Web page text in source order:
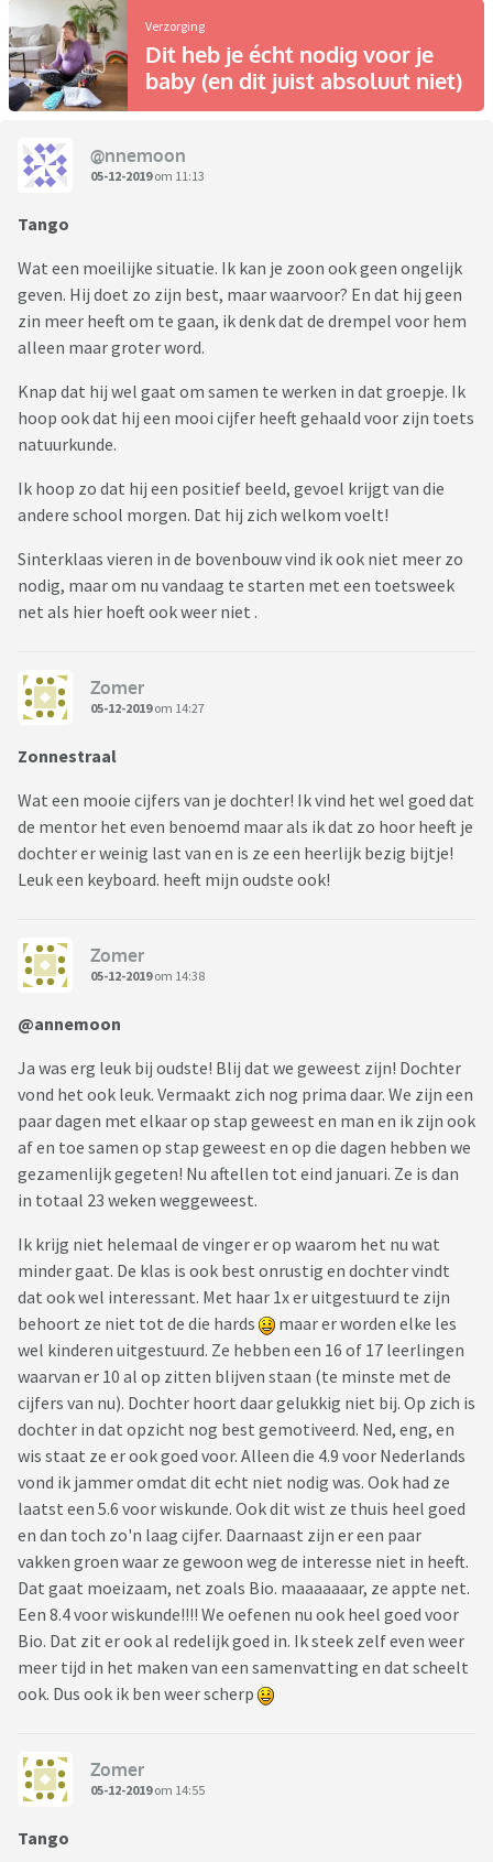
Verzorging
Dit heb je écht nodig voor je
baby (en dit juist absoluut niet)
@nnemoon
05-12-2019om 11:13
Tango
Wat een moeilijke situatie. Ik kan je zoon ook geen ongelijk
geven. Hij doet zo zijn best, maar waarvoor? En dat hij geen
zin meer heeft om te gaan, ik denk dat de drempel voor hem
alleen maar groter word.
Knap dat hij wel gaat om samen te werken in dat groepje. Ik
hoop ook dat hij een mooi cijfer heeft gehaald voor zijn toets
natuurkunde.
Ik hoop zo dat hij een positief beeld, gevoel krijgt van die
andere school morgen. Dat hij zich welkom voelt!
Sinterklaas vieren in de bovenbouw vind ik ook niet meer zo
nodig, maar om nu vandaag te starten met een toetsweek
net als hier hoeft ook weer niet .
Zomer
05-12-2019om 14:27
Zonnestraal
Wat een mooie cijfers van je dochter! Ik vind het wel goed dat
de mentor het even benoemd maar als ik dat zo hoor heeft je
dochter er weinig last van en is ze een heerlijk bezig bijtje!
Leuk een keyboard. heeft mijn oudste ook!
Zomer
05-12-2019om 14:38
@annemoon
Ja was erg leuk bij oudste! Blij dat we geweest zijn! Dochter
vond het ook leuk. Vermaakt zich nog prima daar. We zijn een
paar dagen met elkaar op stap geweest en man en ik zijn ook
af en toe samen op stap geweest en op die dagen hebben we
gezamenlijk gegeten! Nu aftellen tot eind januari. Ze is dan
in totaal 23 weken weggeweest.
Ik krijg niet helemaal de vinger er op waarom het nu wat
minder gaat. De klas is ook best onrustig en dochter vindt
dat ook wel interessant. Met haar 1x er uitgestuurd te zijn
behoort ze niet tot de die hards
maar er worden elke les
wel kinderen uitgestuurd. Ze hebben een 16 of 17 leerlingen
waarvan er 10 al op zitten blijven staan (te minste met de
cijfers van nu). Dochter hoort daar gelukkig niet bij. Op zich is
dochter in dat opzicht nog best gemotiveerd. Ned, eng, en
wis staat ze er ook goed voor. Alleen die 4.9 voor Nederlands
vond ik jammer omdat dit echt niet nodig was. Ook had ze
laatst een 5.6 voor wiskunde. Ook dit wist ze thuis heel goed
en dan toch zo'n laag cijfer. Daarnaast zijn er een paar
vakken groen waar ze gewoon weg de interesse niet in heeft.
Dat gaat moeizaam, net zoals Bio. maaaaaaar, ze appte net.
Een 8.4 voor wiskunde!!!! We oefenen nu ook heel goed voor
Bio. Dat zit er ook al redelijk goed in. Ik steek zelf even weer
meer tijd in het maken van een samenvatting en dat scheelt
ook. Dus ook ik ben weer scherp
Zomer
05-12-2019om 14:55
Tango